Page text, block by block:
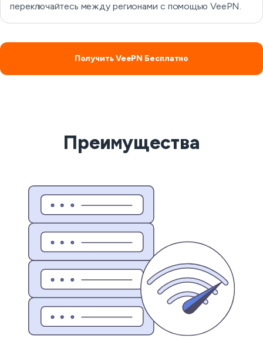
переключайтесь между регионами с помощью VeePN.
Получить VeePN Бесплатно
Преимущества